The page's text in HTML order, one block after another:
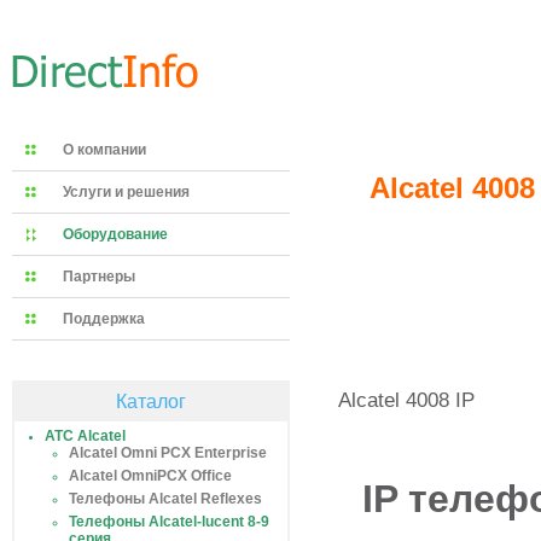
О компании
Услуги и решения
Оборудование
Партнеры
Поддержка
Alcatel
Каталог
АТС Alcatel
Alcatel Omni PCX Enterprise
Alcatel OmniPCX Office
Телефоны Alcatel Reflexes
Телефоны Alcatel-lucent 8-9
Alcatel 4008 IP
IP